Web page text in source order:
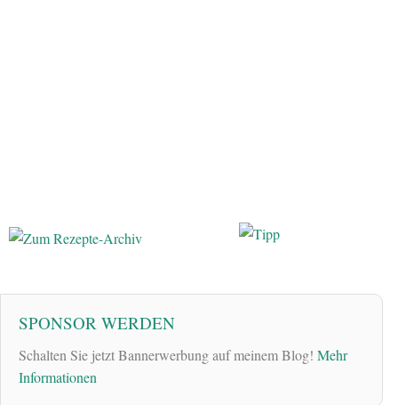
SPONSOR WERDEN
Schalten Sie jetzt Bannerwerbung auf meinem Blog! Mehr
Informationen